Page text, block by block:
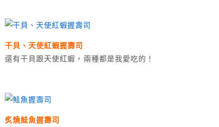
干貝、天使紅蝦握壽司
還有干貝跟天使紅蝦，兩種都是我愛吃的！
炙燒鮭魚握壽司